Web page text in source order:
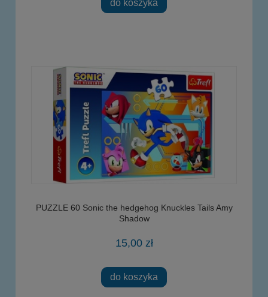
do koszyka
PUZZLE 60 Sonic the hedgehog Knuckles Tails Amy
Shadow
15,00 zł
do koszyka